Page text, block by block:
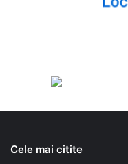
Cele mai citite